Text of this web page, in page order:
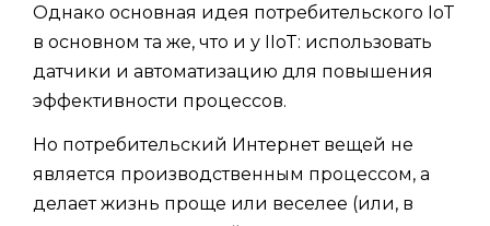
Однако основная идея потребительского IoT
в основном та же, что и у IIoT: использовать
датчики и автоматизацию для повышения
эффективности процессов.
Но потребительский Интернет вещей не
является производственным процессом, а
делает жизнь проще или веселее (или, в